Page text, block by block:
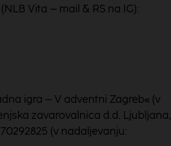
Vita – mail & RS na IG):
igra – V adventni Zagreb« (v
zavarovalnica d.d. Ljubljana,
(v nadaljevanju: